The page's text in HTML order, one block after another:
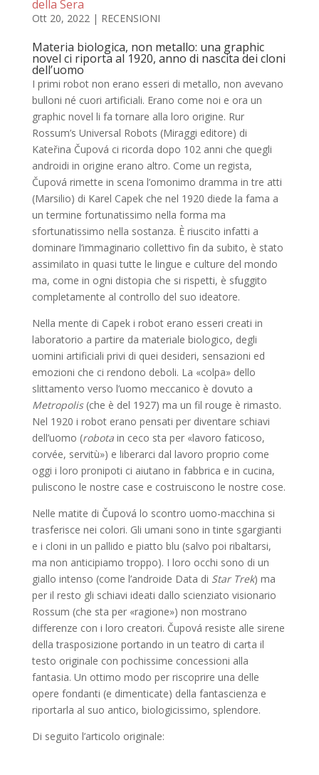
della Sera
Ott 20, 2022 | RECENSIONI
Materia biologica, non metallo: una graphic
novel ci riporta al 1920, anno di nascita dei cloni
dell’uomo
I primi robot non erano esseri di metallo, non avevano
bulloni né cuori artificiali. Erano come noi e ora un
graphic novel li fa tornare alla loro origine. Rur
Rossum’s Universal Robots (Miraggi editore) di
Kateřina Čupová ci ricorda dopo 102 anni che quegli
androidi in origine erano altro. Come un regista,
Čupová rimette in scena l’omonimo dramma in tre atti
(Marsilio) di Karel Capek che nel 1920 diede la fama a
un termine fortunatissimo nella forma ma
sfortunatissimo nella sostanza. È riuscito infatti a
dominare l’immaginario collettivo fin da subito, è stato
assimilato in quasi tutte le lingue e culture del mondo
ma, come in ogni distopia che si rispetti, è sfuggito
completamente al controllo del suo ideatore.
Nella mente di Capek i robot erano esseri creati in
laboratorio a partire da materiale biologico, degli
uomini artificiali privi di quei desideri, sensazioni ed
emozioni che ci rendono deboli. La «colpa» dello
slittamento verso l’uomo meccanico è dovuto a
Metropolis(che è del 1927) ma un fil rouge è rimasto.
Nel 1920 i robot erano pensati per diventare schiavi
dell’uomo (robotain ceco sta per «lavoro faticoso,
corvée, servitù») e liberarci dal lavoro proprio come
oggi i loro pronipoti ci aiutano in fabbrica e in cucina,
puliscono le nostre case e costruiscono le nostre cose.
Nelle matite di Čupová lo scontro uomo-macchina si
trasferisce nei colori. Gli umani sono in tinte sgargianti
e i cloni in un pallido e piatto blu (salvo poi ribaltarsi,
ma non anticipiamo troppo). I loro occhi sono di un
giallo intenso (come l’androide Data di Star Trek) ma
per il resto gli schiavi ideati dallo scienziato visionario
Rossum (che sta per «ragione») non mostrano
differenze con i loro creatori. Čupová resiste alle sirene
della trasposizione portando in un teatro di carta il
testo originale con pochissime concessioni alla
fantasia. Un ottimo modo per riscoprire una delle
opere fondanti (e dimenticate) della fantascienza e
riportarla al suo antico, biologicissimo, splendore.
Di seguito l’articolo originale: